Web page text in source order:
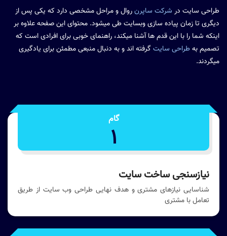
طراحی سایت در شرکت ساپرنروال و مراحل مشخصی دارد که یکی پس از
دیگری تا زمان پیاده سازی وبسایت طی میشود. محتوای این صفحه علاوه بر
اینکه شما را با این قدم ها آشنا میکند، راهنمای خوبی برای افرادی است که
تصمیم به طراحی سایت گرفته اند و به دنبال منبعی مطمئن برای یادگیری
میگردند.
گام
1
نیازسنجی ساخت سایت
شناسایی نیازهای مشتری و هدف نهایی طراحی وب سایت از طریق
تعامل با مشتری